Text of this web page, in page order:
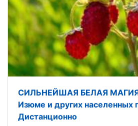
СИЛЬНЕЙШАЯ БЕЛАЯ МАГИЯ.
Изюме и других населенных
Дистанционно